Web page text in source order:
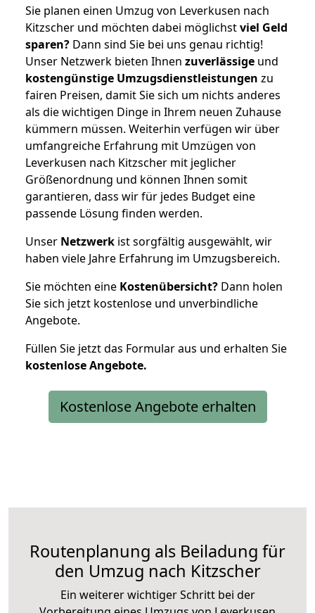
Sie planen einen Umzug von Leverkusen nach
Kitzscher und möchten dabei möglichstviel Geld
sparen? Dann sind Sie bei uns genau richtig!
Unser Netzwerk bieten Ihnen zuverlässige und
kostengünstige Umzugsdienstleistungen zu
fairen Preisen, damit Sie sich um nichts anderes
als die wichtigen Dinge in Ihrem neuen Zuhause
kümmern müssen. Weiterhin verfügen wir über
umfangreiche Erfahrung mit Umzügen von
Leverkusen nach Kitzscher mit jeglicher
Größenordnung und können Ihnen somit
garantieren, dass wir für jedes Budget eine
passende Lösung finden werden.
Unser Netzwerk ist sorgfältig ausgewählt, wir
haben viele Jahre Erfahrung im Umzugsbereich.
Sie möchten eine Kostenübersicht? Dann holen
Sie sich jetzt kostenlose und unverbindliche
Angebote.
Füllen Sie jetzt das Formular aus und erhalten Sie
kostenloseAngebote.
Kostenlose Angebote erhalten
Routenplanung als Beiladung für
den Umzug nach Kitzscher
Ein weiterer wichtiger Schritt bei der